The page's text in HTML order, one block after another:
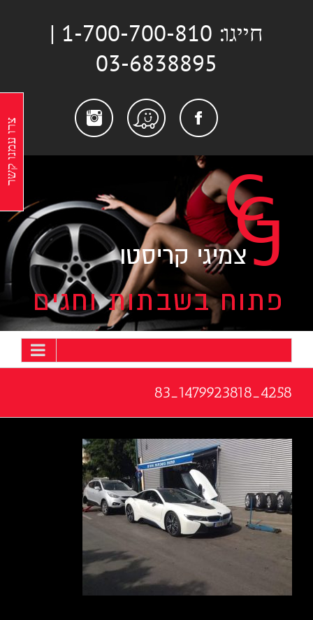
חייגו: 1-700-700-810 |
03-6838895
Facebook
Waze
4258_1479923818_83
צרו עמנו קשר